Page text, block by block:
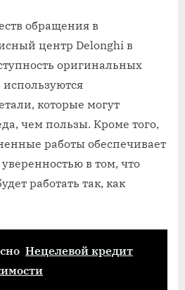
обращения в
центр Delonghi в
оригинальных
используются
которые могут
чем пользы. Кроме того,
работы обеспечивает
в том, что
работать так, как
Нецелевой кредит